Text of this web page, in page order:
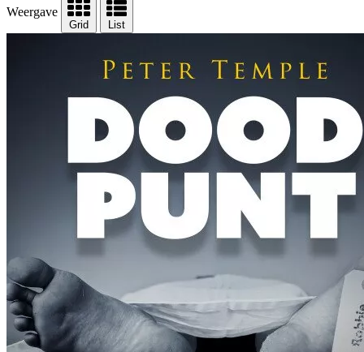
Weergave
Grid List